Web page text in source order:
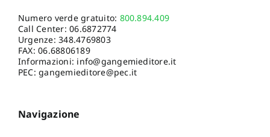
Numero verde gratuito: 800.894.409
Call Center:06.6872774
Urgenze:348.4769803
FAX: 06.68806189
Informazioni: info@gangemieditore.it
PEC: gangemieditore@pec.it
Navigazione